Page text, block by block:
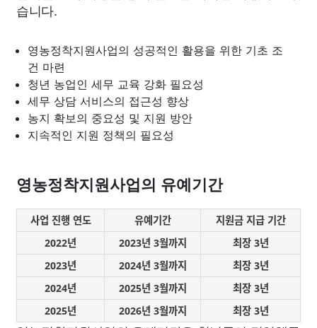
습니다.
영농정착지원사업의 성공적인 활용을 위한 기초 조
건 마련
청년 농업인 세무 교육 강화 필요성
세무 상담 서비스의 접근성 향상
농지 확보의 중요성 및 지원 방안
지속적인 지원 정책의 필요성
영농정착지원사업의 유예기간
사업 진행 연도 유예기간
지원금 지급 기간
2022년
2023년 3월까지
최장 3년
2023년
2024년 3월까지
최장 3년
2024년
2025년 3월까지
최장 3년
2025년
2026년 3월까지 최장 3년